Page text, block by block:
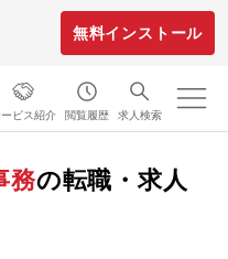
無料インストール
ビス紹介 閲覧履歴 求人検索
務の転職・求人